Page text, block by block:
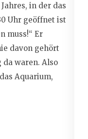
in der das
Uhr geöffnet ist
muss!“ Er
davon gehört
waren. Also
Aquarium,